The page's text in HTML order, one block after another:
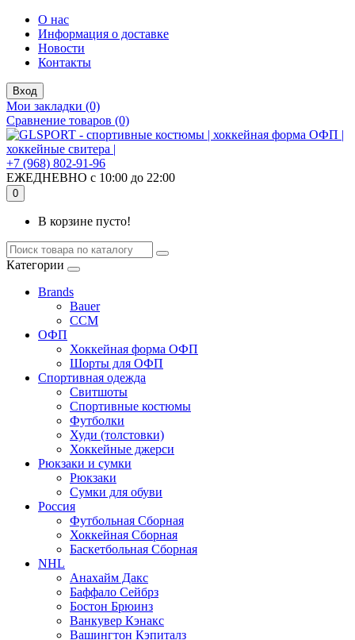
О нас
Информация о доставке
Новости
Контакты
Вход
Мои закладки (0)
Сравнение товаров (0)
+7 (968) 802-91-96
ЕЖЕДНЕВНО с 10:00 до 22:00
0
В корзине пусто!
Категории
Brands
Bauer
CCM
ОФП
Хоккейная форма ОФП
Шорты для ОФП
Спортивная одежда
Свитшоты
Спортивные костюмы
Футболки
Худи (толстовки)
Хоккейные джерси
Рюкзаки и сумки
Рюкзаки
Сумки для обуви
Россия
Футбольная Сборная
Хоккейная Сборная
Баскетбольная Сборная
NHL
Анахайм Дакс
Баффало Сейбрз
Бостон Брюинз
Ванкувер Кэнакс
Вашингтон Кэпиталз